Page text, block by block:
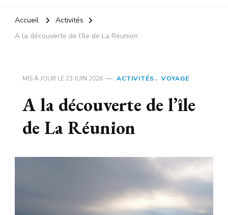
Accueil
Activités
A la découverte de l’île de La Réunion
MIS À JOUR LE 23 JUIN 2026 ACTIVITÉS VOYAGE
A la découverte de l’île
de La Réunion